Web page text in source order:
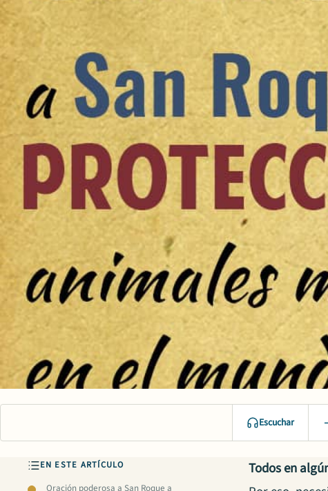
Escuchar
EN ESTE ARTÍCULO
Oración poderosa a San Roque a
Todos en